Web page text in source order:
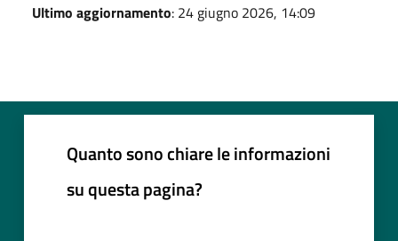
Ultimo aggiornamento: 24 giugno 2026, 14:09
Quanto sono chiare le informazioni
su questa pagina?